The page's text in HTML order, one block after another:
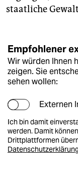
staatliche
Empfohlener
Wir würden Ihnen
zeigen. Sie
sehen wollen:
Externen
Ich bin damit
werden. Damit
Drittplattformen